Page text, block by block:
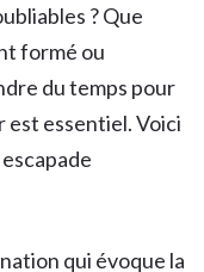
? Que
formé ou
du temps pour
essentiel. Voici
qui évoque la